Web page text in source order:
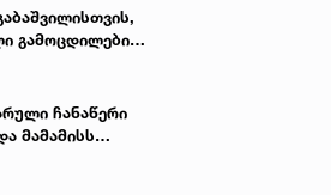
დღის
ფარულად
გამოცდილების
ინფორმაციის
მასწავლებელი
იყო -
ჩანაწერი
მამამისს
როგორ
დანაშაული